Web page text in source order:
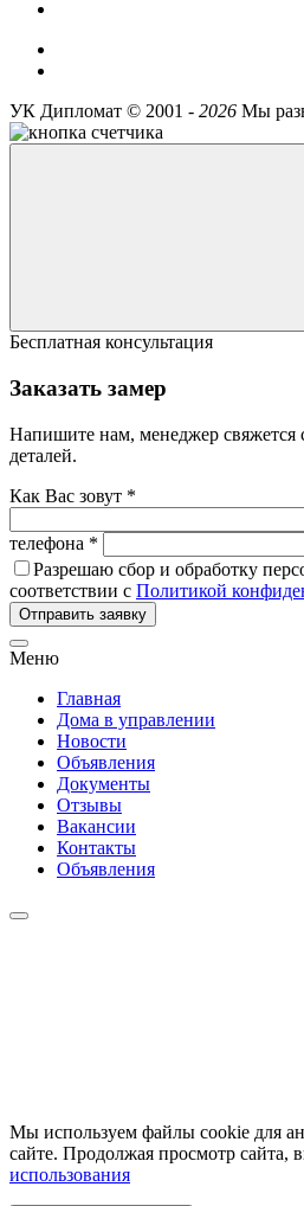
УК Дипломат © 2001 - 2026 Мы
Бесплатная консультация
Заказать замер
Напишите нам, менеджер свяжется
деталей.
Как Вас зовут *
телефона *
Разрешаю сбор и обработку
соответствии с Политикой
Отправить заявку
Меню
Главная
Дома в управлении
Новости
Объявления
Документы
Отзывы
Вакансии
Контакты
Объявления
Мы используем файлы cookie для
сайте. Продолжая просмотр сайта,
использования